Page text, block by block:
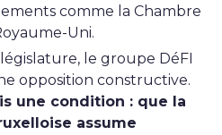
comme la Chambre
Uni.
le groupe DéFI
opposition constructive.
une condition : que la
assume